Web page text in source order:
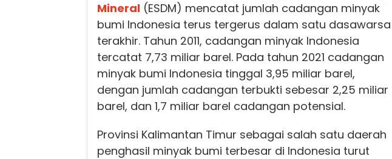
Mineral (ESDM) mencatat jumlah cadangan minyak
bumi Indonesia terus tergerus dalam satu dasawarsa
terakhir. Tahun 2011, cadangan minyak Indonesia
tercatat 7,73 miliar barel. Pada tahun 2021 cadangan
minyak bumi Indonesia tinggal 3,95 miliar barel,
dengan jumlah cadangan terbukti sebesar 2,25 miliar
barel, dan 1,7 miliar barel cadangan potensial.
Provinsi Kalimantan Timur sebagai salah satu daerah
penghasil minyak bumi terbesar di Indonesia turut